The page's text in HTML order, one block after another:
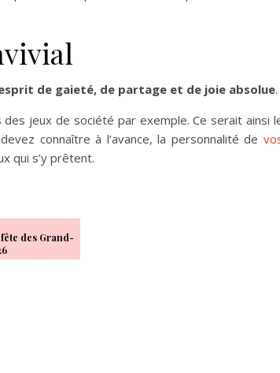
de gaieté, de partage et de joie absolue.
jeux de société par exemple. Ce serait ainsi
connaître à l’avance, la personnalité de
qui s’y prêtent.
des Grand-